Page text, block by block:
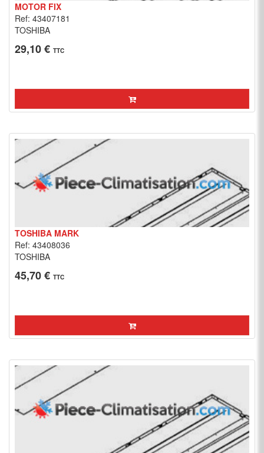
MOTOR FIX
Ref: 43407181
TOSHIBA
29,10 € TTC
TOSHIBA MARK
Ref: 43408036
TOSHIBA
45,70 € TTC